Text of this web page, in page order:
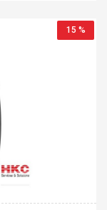
15 %